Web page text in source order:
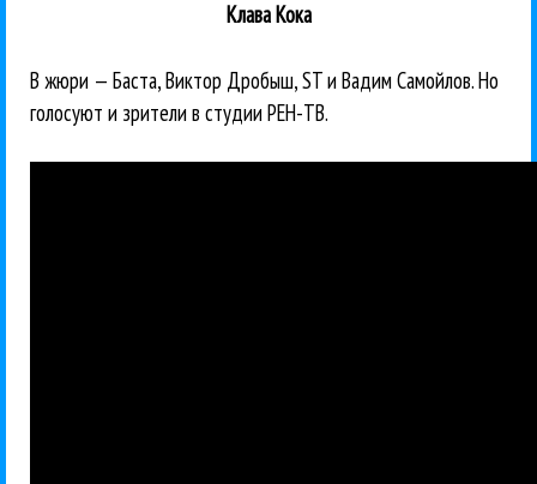
Клава Кока
В жюри — Баста, Виктор Дробыш, ST и Вадим Самойлов. Но
голосуют и зрители в студии РЕН-ТВ.